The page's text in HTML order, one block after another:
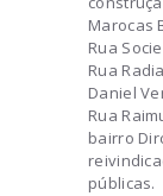
Marocas
Rua
Rua
Daniel
Rua
bairro
públicas.